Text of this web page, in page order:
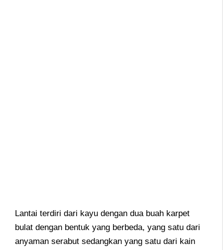
Lantai terdiri dari kayu dengan dua buah karpet
bulat dengan bentuk yang berbeda, yang satu dari
anyaman serabut sedangkan yang satu dari kain